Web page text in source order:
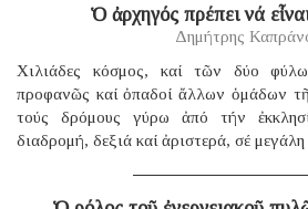
Ὁ ἀρχηγός πρέπει νά
Δημήτρης
Χιλιάδες κόσμος, καί τῶν δύο
προφανῶς καί ὀπαδοί ἄλλων ὁμάδων
τούς δρόμους γύρω ἀπό τήν
διαδρομή, δεξιά καί ἀριστερά, σέ